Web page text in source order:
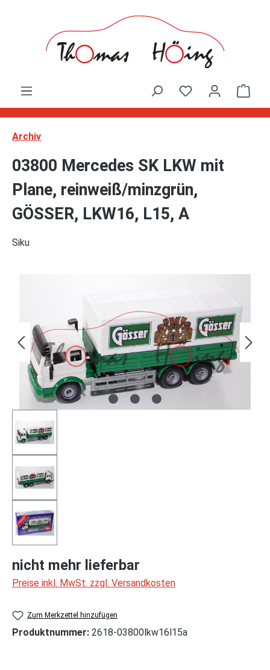
Archiv
03800 Mercedes SK LKW mit
Plane, reinweiß/minzgrün,
GÖSSER, LKW16, L15, A
Siku
nicht mehr lieferbar
Preise inkl. MwSt. zzgl. Versandkosten
Zum Merkzettel hinzufügen
Produktnummer: 2618-03800lkw16l15a